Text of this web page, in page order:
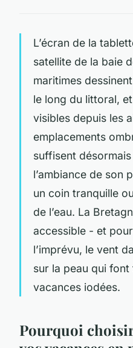
L’écran de la
satellite de la baie
maritimes
le long du littoral,
visibles depuis les
emplacements
suffisent
l’ambiance de son
un coin tranquille
de l’eau. La
accessible - et
l’imprévu, le vent
sur la peau qui
vacances iodées.
Pourquoi